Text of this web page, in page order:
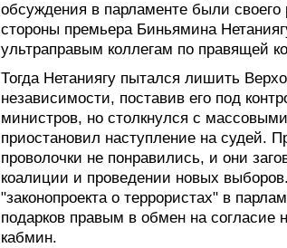
обсуждения в парламенте были своего
стороны премьера Биньямина
ультраправым коллегам по правящей
Тогда Нетаниягу пытался лишить
независимости, поставив его под
министров, но столкнулся с
приостановил наступление на судей.
проволочки не понравились, и они
коалиции и проведении новых
"законопроекта о террористах" в
подарков правым в обмен на согласие
кабмин.